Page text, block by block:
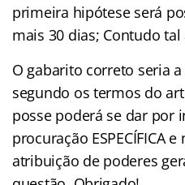
primeira hipótese será
mais 30 dias; Contudo
O gabarito correto seria a
segundo os termos do
posse poderá se dar por
procuração ESPECÍFICA
atribuição de poderes